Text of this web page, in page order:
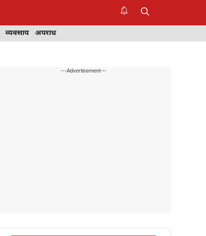
व्यवसाय अपराध
---Advertisement---